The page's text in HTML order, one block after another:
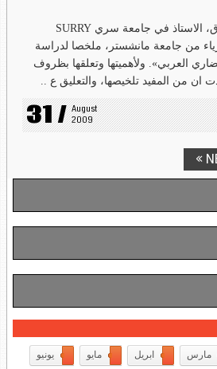
نشر محمد عز الدين الصندوق، الاستاذ في جامعة سري SURRY
من جامعة مانشستر، ملخصا لدراسة
العربي». ولأهميتها وتعلقها بظروف
ان من المفيد تلخيصها، والتعليق ع ..
31 / August
2009
مارس ابريل مايو يونيو